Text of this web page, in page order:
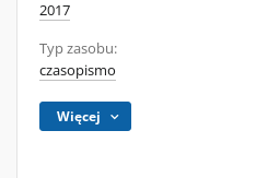
2017
Typ zasobu:
czasopismo
Więcej